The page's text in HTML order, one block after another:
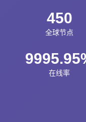
450
全球节点
在线率